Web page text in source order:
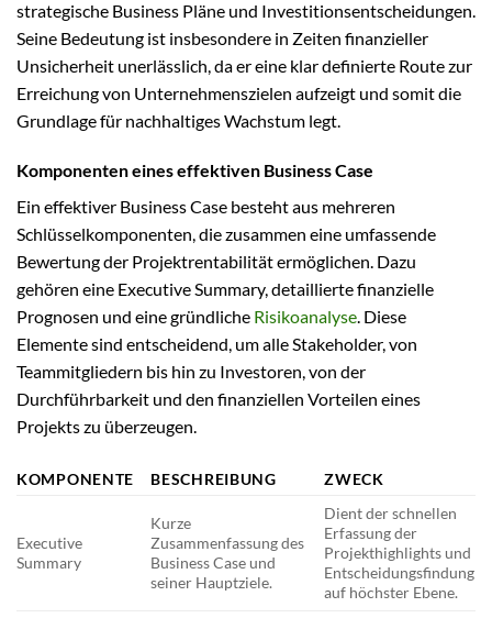
strategische Business Pläne und Investitionsentscheidungen.
Seine Bedeutung ist insbesondere in Zeiten finanzieller
Unsicherheit unerlässlich, da er eine klar definierte Route zur
Erreichung von Unternehmenszielen aufzeigt und somit die
Grundlage für nachhaltiges Wachstum legt.
Komponenten eines effektiven Business Case
Ein effektiver Business Case besteht aus mehreren
Schlüsselkomponenten, die zusammen eine umfassende
Bewertung der Projektrentabilität ermöglichen. Dazu
gehören eine Executive Summary, detaillierte finanzielle
Prognosen und eine gründliche Risikoanalyse. Diese
Elemente sind entscheidend, um alle Stakeholder, von
Teammitgliedern bis hin zu Investoren, von der
Durchführbarkeit und den finanziellen Vorteilen eines
Projekts zu überzeugen.
KOMPONENTE BESCHREIBUNG ZWECK
Executive
Summary
Kurze
Zusammenfassung des
Business Case und
seiner Hauptziele.
Dient der schnellen
Erfassung der
Projekthighlights und
Entscheidungsfindung
auf höchster Ebene.